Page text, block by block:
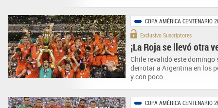
COPA AMÉRICA CENTENARIO
Exclusivo Suscriptores
¡La Roja se llevó otra
Chile revalidó este
derrotar a Argentina en los
y con poco...
COPA AMÉRICA CENTENARIO